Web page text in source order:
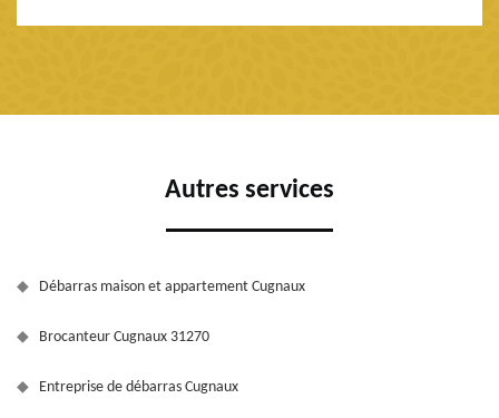
Autres services
Débarras maison et appartement Cugnaux
Brocanteur Cugnaux 31270
Entreprise de débarras Cugnaux